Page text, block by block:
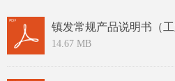
镇发常规产品说明书（
14.67 MB